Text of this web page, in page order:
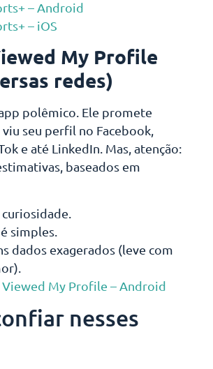
– Android
– iOS
My Profile
redes)
polêmico. Ele promete
seu perfil no Facebook,
e até LinkedIn. Mas, atenção:
baseados em
simples.
dados exagerados (leve com
Viewed My Profile – Android
nesses